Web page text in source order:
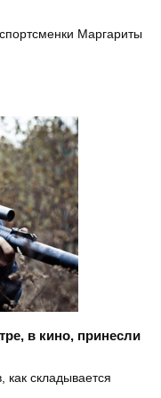
Маргариты
в кино, принесли
как складывается